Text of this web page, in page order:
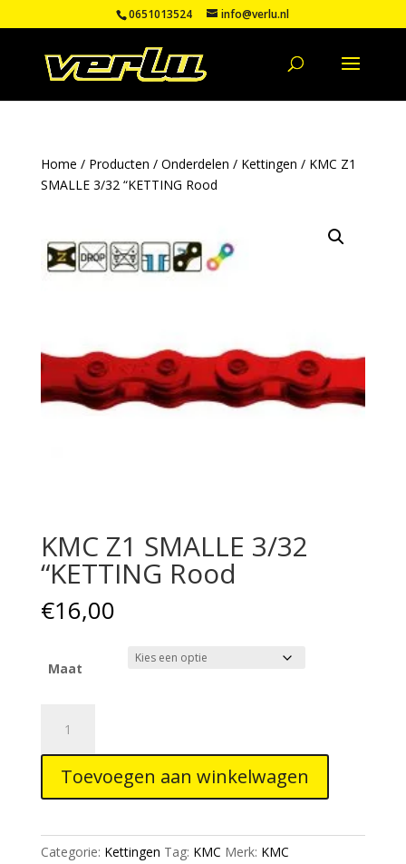
0651013524 info@verlu.nl
Home / Producten / Onderdelen / Kettingen / KMC Z1
SMALLE 3/32 “KETTING Rood
KMC Z1 SMALLE 3/32
“KETTING Rood
€16,00
Maat
SMALLE
3/32
"KETTING
aantal
Toevoegen aan winkelwagen
Categorie: Kettingen Tag: KMC Merk: KMC